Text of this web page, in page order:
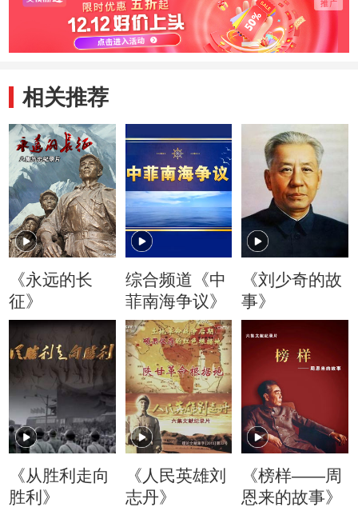
相关推荐
《永远的长
征》
综合频道《中
菲南海争议》
《刘少奇的故
事》
《从胜利走向
胜利》
《人民英雄刘
志丹》
《榜样——周
恩来的故事》